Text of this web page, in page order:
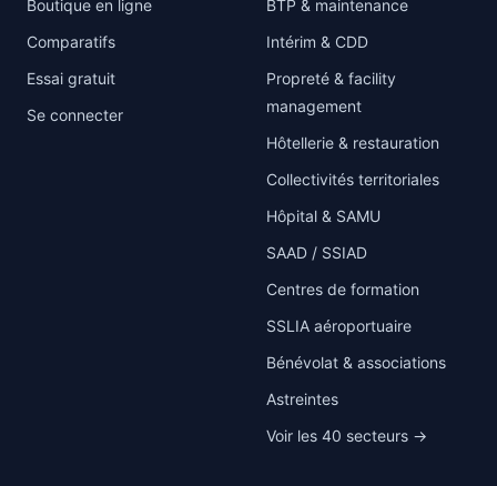
Boutique en ligne
Comparatifs
Essai gratuit
Se connecter
BTP & maintenance
Intérim & CDD
Propreté & facility
management
Hôtellerie & restauration
Collectivités territoriales
Hôpital & SAMU
SAAD / SSIAD
Centres de formation
SSLIA aéroportuaire
Bénévolat & associations
Astreintes
Voir les 40 secteurs →